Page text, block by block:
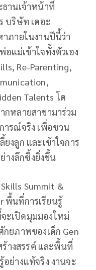
านเจ้าหน้าที่
บริษัท เดอะ
ภายในงานปีนี้ว่า
แม่เข้าใจทั้งตัวเอง
Re-Parenting,
Talents โด
กหลายสาขามาร่วม
ารณ์จริง เพื่อชวน
งลูก และเข้าใจการ
างลึกซึ้งยิ่งขึ้น
Summit &
พื้นที่การเรียนรู้
ะเปิดมุมมองใหม่
ยภาพของเด็ก Gen
ร้างสรรค์ และพื้นที่
ย่างแท้จริง งานจะ